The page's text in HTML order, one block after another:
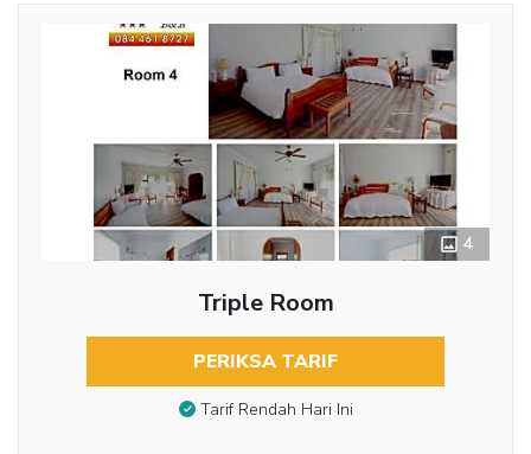
4
Triple Room
PERIKSA TARIF
Tarif Rendah Hari Ini